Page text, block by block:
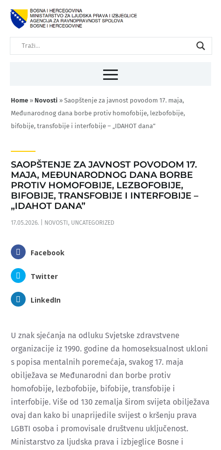
Home » Novosti »Saopštenje za javnost povodom 17. maja,
Međunarodnog dana borbe protiv homofobije, lezbofobije,
bifobije, transfobije i interfobije – „IDAHOT dana”
SAOPŠTENJE ZA JAVNOST POVODOM 17.
MAJA, MEĐUNARODNOG DANA BORBE
PROTIV HOMOFOBIJE, LEZBOFOBIJE,
BIFOBIJE, TRANSFOBIJE I INTERFOBIJE –
„IDAHOT DANA”
17.05.2026. NOVOSTI, UNCATEGORIZED
Facebook
Twitter
LinkedIn
U znak sjećanja na odluku Svjetske zdravstvene
organizacije iz 1990. godine da homoseksualnost ukloni
s popisa mentalnih poremećaja, svakog 17. maja
obilježava se Međunarodni dan borbe protiv
homofobije, lezbofobije, bifobije, transfobije i
interfobije. Više od 130 zemalja širom svijeta obilježava
ovaj dan kako bi unaprijedile svijest o kršenju prava
LGBTI osoba i promovisale društvenu uključenost.
Ministarstvo za ljudska prava i izbjeglice Bosne i